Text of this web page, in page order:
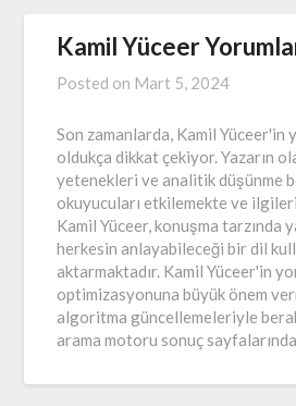
Kamil Yüceer
Posted on Mart 5, 2024
Son zamanlarda, Kamil Yüceer'in
oldukça dikkat çekiyor. Yazarın
yetenekleri ve analitik düşünme
okuyucuları etkilemekte ve
Kamil Yüceer, konuşma tarzında
herkesin anlayabileceği bir dil
aktarmaktadır. Kamil Yüceer'in
optimizasyonuna büyük önem
algoritma güncellemeleriyle
arama motoru sonuç